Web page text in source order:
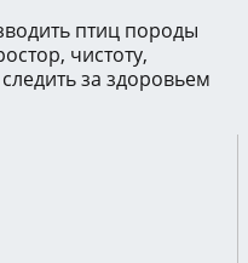
птиц породы
чистоту,
за здоровьем